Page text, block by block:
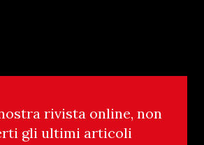
rivista online, non
gli ultimi articoli